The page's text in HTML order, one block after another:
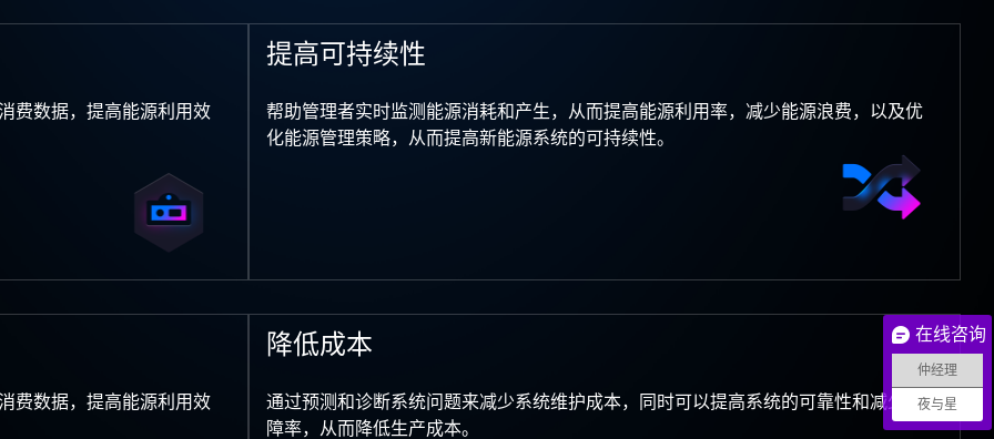
费数据，提高能源利用效
提高可持续性
帮助管理者实时监测能源消耗和产生，从而提高能源利用率，减少能源浪费，以及优
化能源管理策略，从而提高新能源系统的可持续性。
费数据，提高能源利用效
降低成本
通过预测和诊断系统问题来减少系统维护成本，同时可以提高系统的可靠性和减少故
障率，从而降低生产成本。
在线咨询
仲经理
夜与星